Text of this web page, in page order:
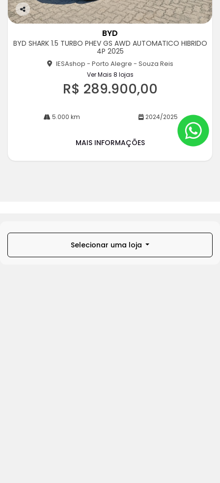
Co
rtil
BYD
BYD SHARK 1.5 TURBO PHEV GS AWD AUTOMATICO HIBRIDO
4P 2025
IESAshop - Porto Alegre - Souza Reis
Ver Mais 8 lojas
R$ 289.900,00
5.000 km 2024/2025
MAIS INFORMAÇÕES
Selecionar uma loja